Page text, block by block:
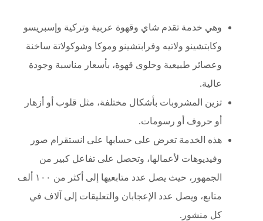
وهي خدمة تقدم شاي وقهوة عربية وتركية وإسبريسو
وكابتشينو ولاتيه وفرابتشينو وموكا وشوكولاتة ساخنة
وعصائر طبيعية وحلوى قهوة، بأسعار مناسبة وجودة
عالية.
تزين المشروبات بأشكال مختلفة، مثل قلوب أو أزهار
أو حروف أو رسومات.
هذه الخدمة تعرض على حسابها على انستقرام صور
وفيديوهات لأعمالها، وتحصل على تفاعل كبير من
الجمهور، حيث يصل عدد متابعيها إلى أكثر من ١٠٠ ألف
متابع، ويصل عدد الإعجابان والتعليقات إلى آلاف في
كل منشور.